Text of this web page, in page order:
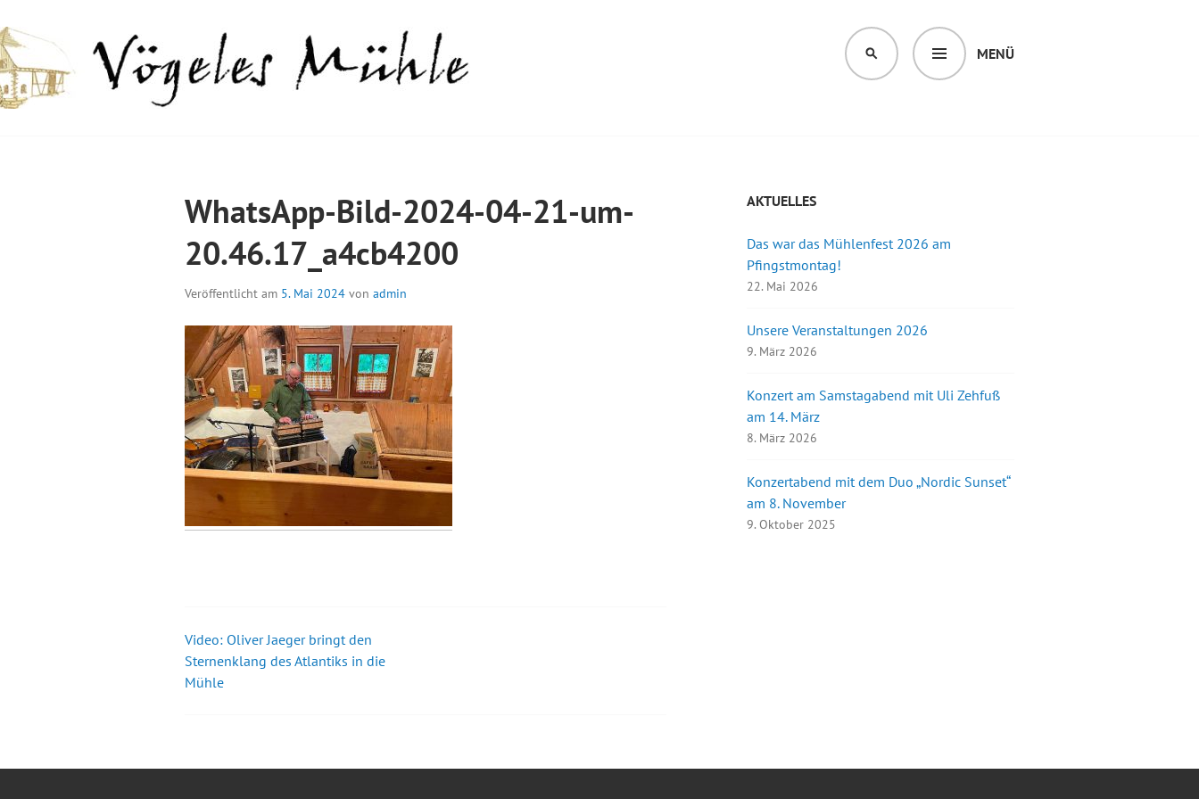
zum
Inhalt
MENÜ
SUCHEN
WhatsApp-Bild-2024-04-21-um-
20.46.17_a4cb4200
Veröffentlicht am 5. Mai 2024 von admin
Beitrags-
Navigation
Video: Oliver Jaeger bringt den
Sternenklang des Atlantiks in die
Mühle
AKTUELLES
Das war das Mühlenfest 2026 am
Pfingstmontag!
22. Mai 2026
Unsere Veranstaltungen 2026
9. März 2026
Konzert am Samstagabend mit Uli Zehfuß
am 14. März
8. März 2026
Konzertabend mit dem Duo „Nordic Sunset“
am 8. November
9. Oktober 2025